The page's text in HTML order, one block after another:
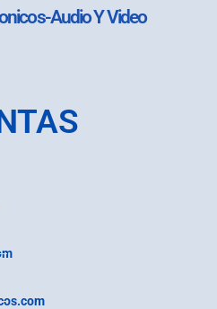
Audio Y Video